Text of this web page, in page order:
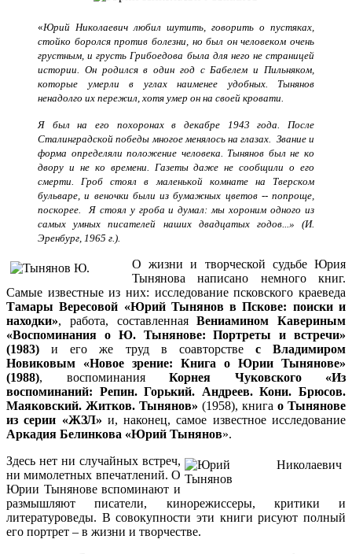
«Юрий Николаевич любил шутить, говорить о пустяках,
стойко боролся против болезни, но был он человеком очень
грустным, и грусть Грибоедова была для него не страницей
истории. Он родился в один год с Бабелем и Пильняком,
которые умерли в углах наименее удобных. Тынянов
ненадолго их пережил, хотя умер он на своей кровати.
Я был на его похоронах в декабре 1943 года. После
Сталинградской победы многое менялось на глазах. Звание и
форма определяли положение человека.
Тынянов был не ко
двору и не ко времени. Газеты даже не сообщили о его
смерти. Гроб стоял в маленькой комнате на Тверском
бульваре, и веночки были из бумажных цветов -- попроще,
поскорее. Я стоял у гроба и думал: мы хороним одного из
самых умных писателей
наших двадцатых годов... » (И.
Эренбург, 1965 г.).
О жизни и творческой судьбе Юрия
Тынянова написано немного книг.
Самые известные из них: исследование псковского краеведа
Тамары Вересовой «Юрий Тынянов в Пскове: поиски и
находки», работа, составленнаяВениамином Кавериным
«Воспоминания о Ю. Тынянове: Портреты и встречи»
(1983) и его же труд в соавторстве с Владимиром
Новиковым «Новое зрение: Книга о Юрии Тынянове»
(1988), воспоминания Корнея Чуковского «Из
воспоминаний: Репин. Горький. Андреев. Кони. Брюсов.
Маяковский. Житков. Тынянов» (1958), книга о Тынянове
из серии «ЖЗЛ» и, наконец, самое известное исследование
Аркадия Белинкова «Юрий Тынянов».
Здесь нет ни случайных встреч,
ни мимолетных впечатлений. О
Юрии Тынянове вспоминают и
размышляют писатели, кинорежиссеры, критики и
литературоведы. В совокупности эти книги рисуют полный
его портрет – в жизни и творчестве.